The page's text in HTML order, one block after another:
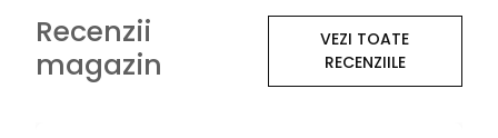
Recenzii
magazin
VEZI TOATE
RECENZIILE